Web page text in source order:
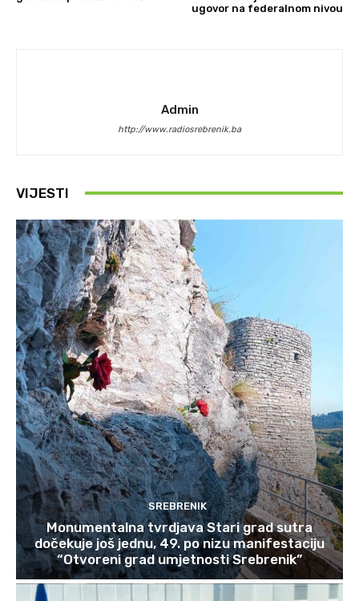
ugovor na federalnom nivou
Admin
http://www.radiosrebrenik.ba
VIJESTI
SREBRENIK
Monumentalna tvrdjava Stari grad sutra
dočekuje još jednu, 49. po nizu manifestaciju
“Otvoreni grad umjetnosti Srebrenik”